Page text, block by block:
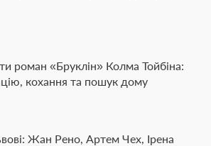
роман «Бруклін» Колма Тойбіна:
кохання та пошук дому
Жан Рено, Артем Чех, Ірена